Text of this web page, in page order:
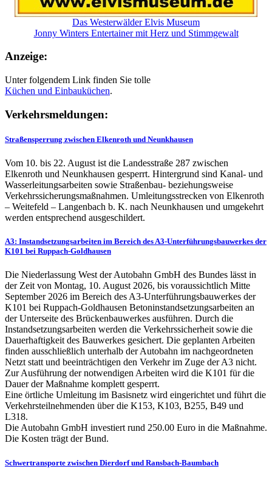
Das Westerwälder Elvis Museum
Jonny Winters Entertainer mit Herz und Stimmgewalt
Anzeige:
Unter folgendem Link finden Sie tolle
Küchen und Einbauküchen.
Verkehrsmeldungen:
Straßensperrung zwischen Elkenroth und Neunkhausen
Vom 10. bis 22. August ist die Landesstraße 287 zwischen
Elkenroth und Neunkhausen gesperrt. Hintergrund sind Kanal- und
Wasserleitungsarbeiten sowie Straßenbau- beziehungsweise
Verkehrssicherungsmaßnahmen. Umleitungsstrecken von Elkenroth
– Weitefeld – Langenbach b. K. nach Neunkhausen und umgekehrt
werden entsprechend ausgeschildert.
A3: Instandsetzungsarbeiten im Bereich des A3-Unterführungsbauwerkes der
K101 bei Ruppach-Goldhausen
Die Niederlassung West der Autobahn GmbH des Bundes lässt in
der Zeit von Montag, 10. August 2026, bis voraussichtlich Mitte
September 2026 im Bereich des A3-Unterführungsbauwerkes der
K101 bei Ruppach-Goldhausen Betoninstandsetzungsarbeiten an
der Unterseite des Brückenbauwerkes ausführen. Durch die
Instandsetzungsarbeiten werden die Verkehrssicherheit sowie die
Dauerhaftigkeit des Bauwerkes gesichert. Die geplanten Arbeiten
finden ausschließlich unterhalb der Autobahn im nachgeordneten
Netzt statt und beeinträchtigen den Verkehr im Zuge der A3 nicht.
Zur Ausführung der notwendigen Arbeiten wird die K101 für die
Dauer der Maßnahme komplett gesperrt.
Eine örtliche Umleitung im Basisnetz wird eingerichtet und führt die
Verkehrsteilnehmenden über die K153, K103, B255, B49 und
L318.
Die Autobahn GmbH investiert rund 250.00 Euro in die Maßnahme.
Die Kosten trägt der Bund.
Schwertransporte zwischen Dierdorf und Ransbach-Baumbach